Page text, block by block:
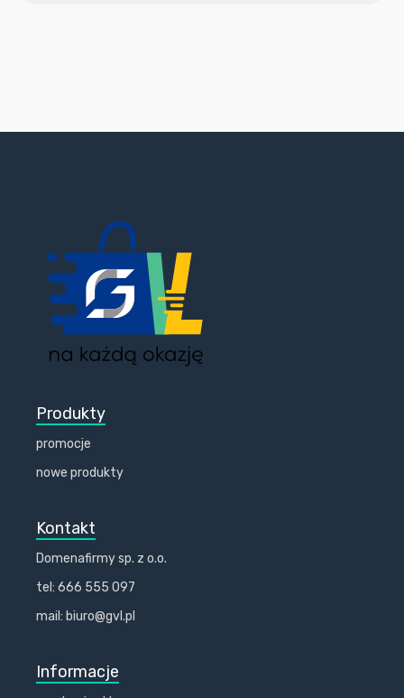
Produkty
promocje
nowe produkty
Kontakt
Domenafirmy sp. z o.o.
tel: 666 555 097
mail: biuro@gvl.pl
Informacje